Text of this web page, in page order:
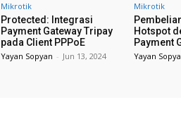
Mikrotik
Protected: Integrasi
Payment Gateway Tripay
pada Client PPPoE
Yayan Sopyan - Jun 13, 2024
Mikrotik
Hotspot
Payment
Yayan